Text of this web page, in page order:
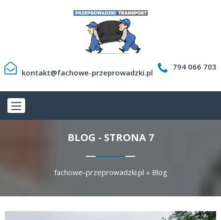
kontakt@fachowe-przeprowadzki.pl
794 066 703
BLOG - STRONA 7
fachowe-przeprowadzki.pl » Blog